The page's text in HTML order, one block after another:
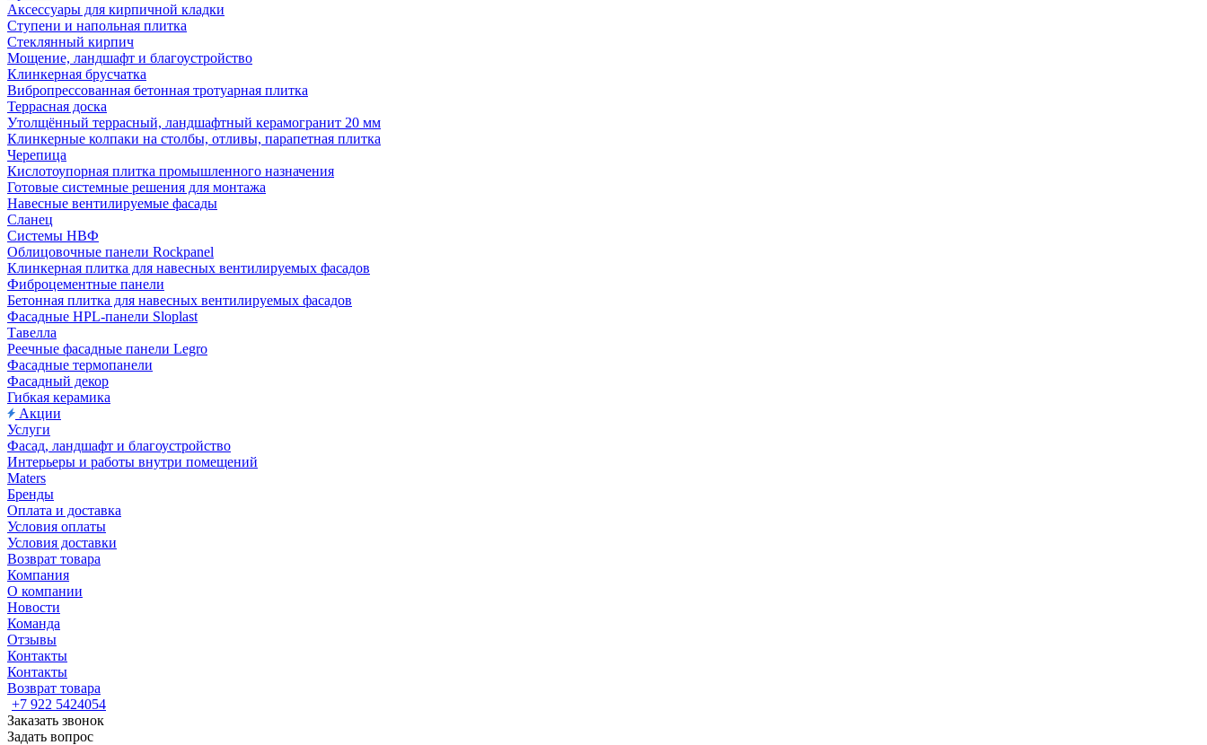
Аксессуары для кирпичной кладки
Ступени и напольная плитка
Cтеклянный кирпич
Мощение, ландшафт и благоустройство
Клинкерная брусчатка
Вибропрессованная бетонная тротуарная плитка
Террасная доска
Утолщённый террасный, ландшафтный керамогранит 20 мм
Клинкерные колпаки на столбы, отливы, парапетная плитка
Черепица
Кислотоупорная плитка промышленного назначения
Готовые системные решения для монтажа
Навесные вентилируемые фасады
Сланец
Системы НВФ
Облицовочные панели Rockpanel
Клинкерная плитка для навесных вентилируемых фасадов
Фиброцементные панели
Бетонная плитка для навесных вентилируемых фасадов
Фасадные HPL-панели Sloplast
Тавелла
Реечные фасадные панели Legro
Фасадные термопанели
Фасадный декор
Гибкая керамика
Акции
Услуги
Фасад, ландшафт и благоустройство
Интерьеры и работы внутри помещений
Maters
Бренды
Оплата и доставка
Условия оплаты
Условия доставки
Возврат товара
Компания
О компании
Новости
Команда
Отзывы
Контакты
Контакты
Возврат товара
+7 922 5424054
Заказать звонок
Задать вопрос